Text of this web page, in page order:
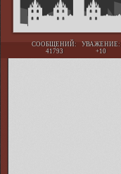
СООБЩЕНИЙ:
41793
УВАЖЕНИЕ:
+10